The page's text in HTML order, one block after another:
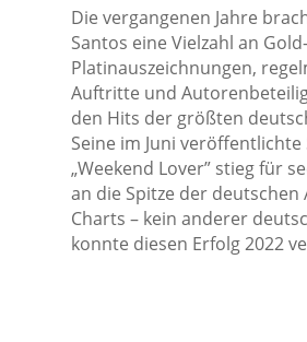
Die vergangenen Jahre
Santos eine Vielzahl an
Platinauszeichnungen,
Auftritte und
den Hits der größten
Seine im Juni veröffentlichte
„Weekend Lover” stieg für
an die Spitze der deutschen
Charts – kein anderer
konnte diesen Erfolg 2022